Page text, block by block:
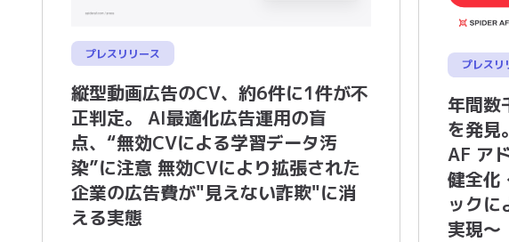
プレスリリース
縦型動画広告のCV、約6件に1件が不
正判定。 AI最適化広告運用の盲
点、“無効CVによる学習データ汚
染”に注意 無効CVにより拡張された
企業の広告費が"見えない詐欺"に消
える実態
プレスリ
年間数
を発見
AF ア
健全化
ックに
実現〜